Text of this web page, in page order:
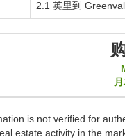
2.1 英里到
is not verified for
estate activity in the